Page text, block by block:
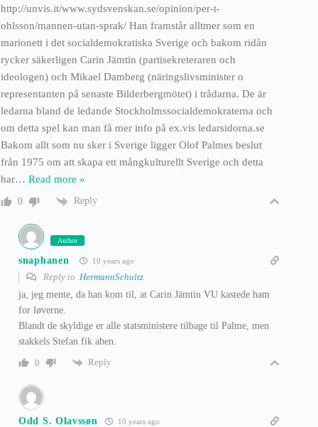
http://unvis.it/www.sydsvenskan.se/opinion/per-t-
ohlsson/mannen-utan-sprak/ Han framstår alltmer som en
marionett i det socialdemokratiska Sverige och bakom ridån
rycker säkerligen Carin Jämtin (partisekreteraren och
ideologen) och Mikael Damberg (näringslivsminister o
representanten på senaste Bilderbergmötet) i trådarna. De är
ledarna bland de ledande Stockholmssocialdemokraterna och
om detta spel kan man få mer info på ex.vis ledarsidorna.se
Bakom allt som nu sker i Sverige ligger Olof Palmes beslut
från 1975 om att skapa ett mångkulturellt Sverige och detta
har… Read more »
0 Reply
Author
snaphanen 10 years ago
Reply to HermannSchultz
ja, jeg mente, da han kom til, at Carin Jämtin VU kastede ham
for løverne.
Blandt de skyldige er alle statsministere tilbage til Palme, men
stakkels Stefan fik aben.
0
Reply
Odd S. Olavssøn 10 years ago